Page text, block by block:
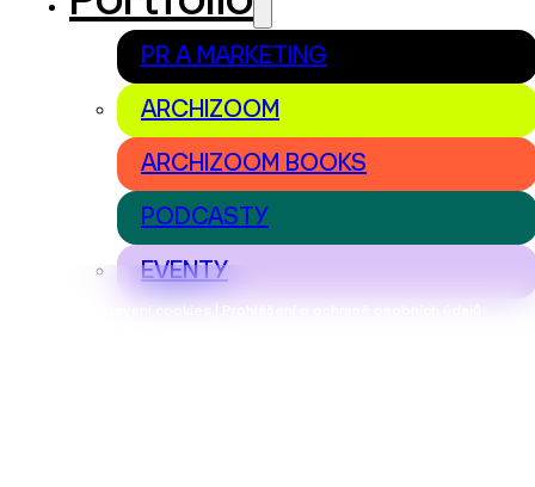
Nastavení cookies | Prohlášení o ochraně osobních údajů
PR A MARKETING
ARCHIZOOM
ARCHIZOOM BOOKS
PODCASTY
EVENTY